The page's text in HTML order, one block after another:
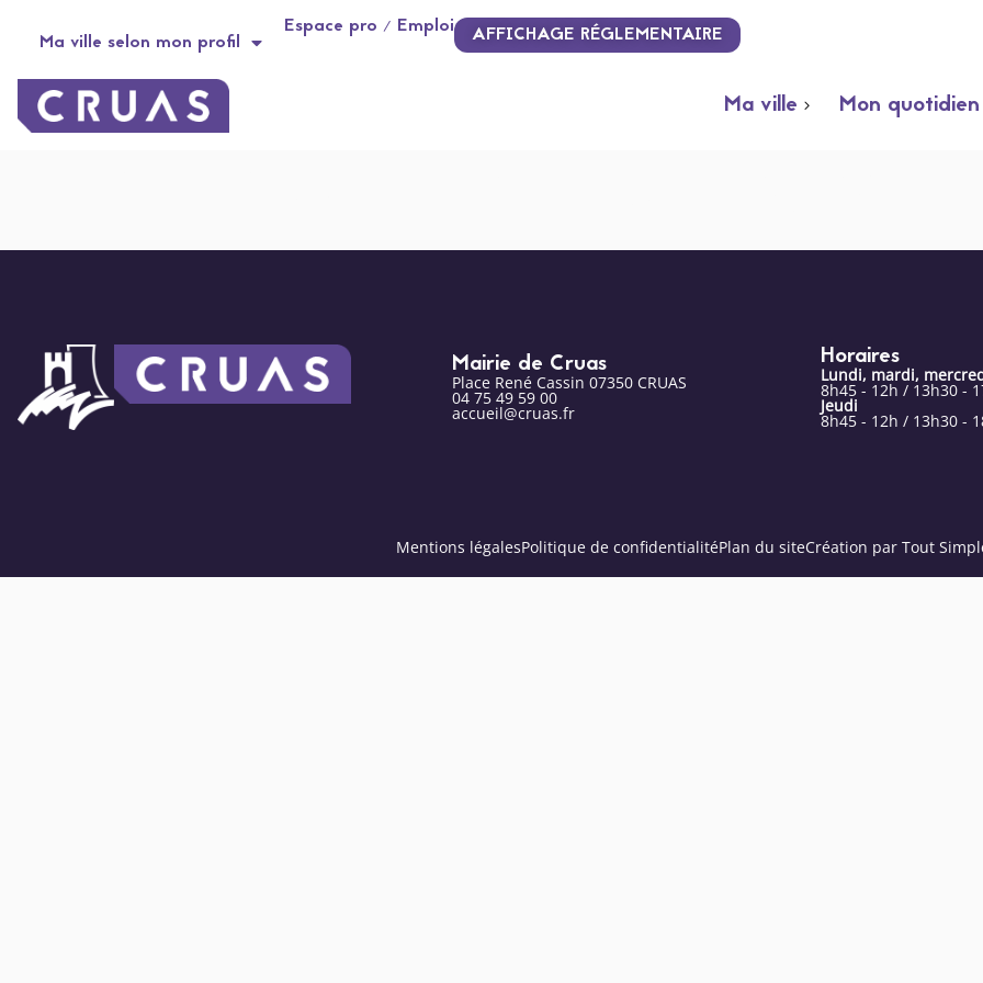
Ma ville selon mon profil
Espace pro / Emploi AFFICHAGE RÉGLEMENTAIRE
Ma ville Mon quotidien
Mairie de Cruas
Place René Cassin 07350 CRUAS
04 75 49 59 00
accueil@cruas.fr
Horaires
Lundi, mardi,
8h45 - 12h / 13h30 -
Jeudi
8h45 - 12h / 13h30 -
Mentions légalesPolitique de confidentialitéPlan du siteCréation par Tout